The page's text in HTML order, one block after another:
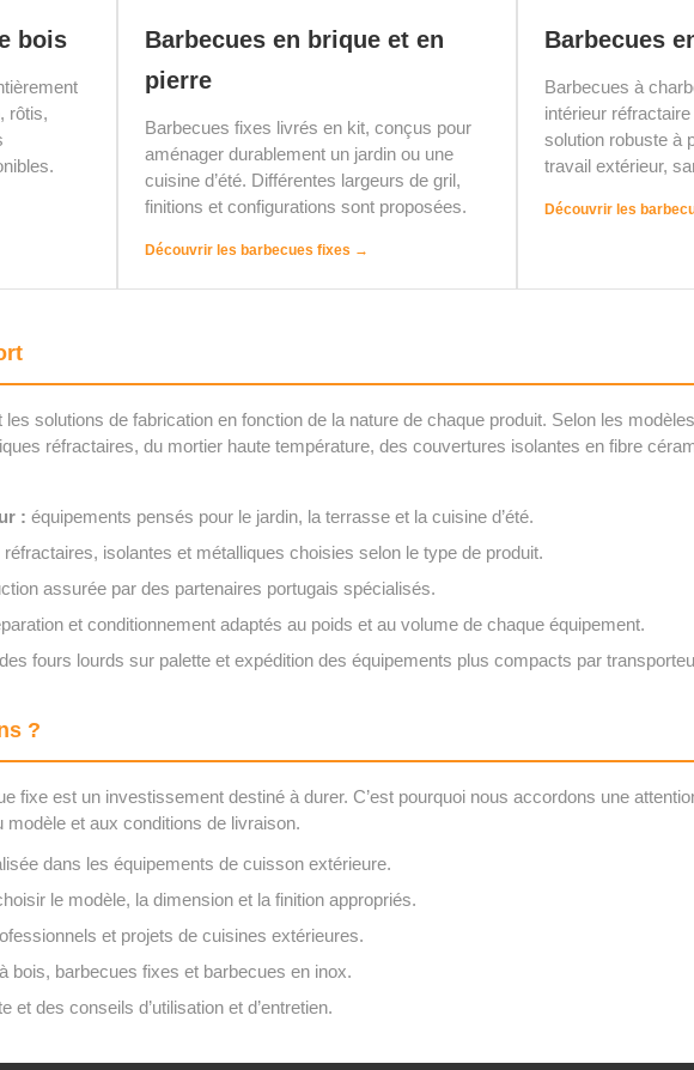
bois
rôtis,
Barbecues en brique et en
pierre
Barbecues fixes livrés en kit, conçus pour
aménager durablement un jardin ou une
cuisine d’été. Différentes largeurs de gril,
finitions et configurations sont proposées.
Découvrir les barbecues fixes →
Barbecues
Barbecues à
intérieur
solution robuste à
travail extérieur,
Découvrir les
solutions de fabrication en fonction de la nature de chaque produit. Selon les
réfractaires, du mortier haute température, des couvertures isolantes en fibre
: équipements pensés pour le jardin, la terrasse et la cuisine d’été.
isolantes et métalliques choisies selon le type de produit.
assurée par des partenaires portugais spécialisés.
et conditionnement adaptés au poids et au volume de chaque équipement.
fours lourds sur palette et expédition des équipements plus compacts par
?
fixe est un investissement destiné à durer. C’est pourquoi nous accordons une
et aux conditions de livraison.
dans les équipements de cuisson extérieure.
le modèle, la dimension et la finition appropriés.
et projets de cuisines extérieures.
bois, barbecues fixes et barbecues en inox.
des conseils d’utilisation et d’entretien.